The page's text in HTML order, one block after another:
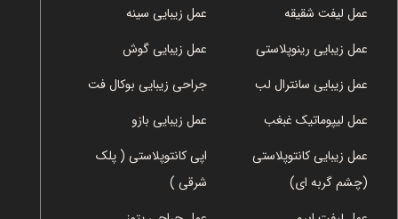
عمل لیفت شقیقه
عمل زیبایی رینوپلاستی
عمل زیبایی سانترال لب
عمل لیپوماتیک غبغب
عمل زیبایی کانتوپلاستی
(چشم گربه ای)
عمل زیبایی سینه
عمل زیبایی گوش
جراحی زیبایی بوکال فت
عمل زیبایی بازو
اپی کانتوپلاستی ( پلک
شرقی )